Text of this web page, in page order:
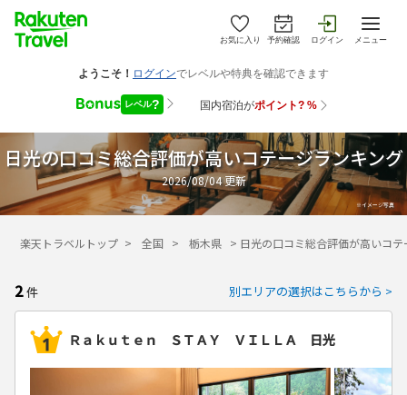
お気に入り 予約確認 ログイン メニュー
日光の口コミ総合評価が高いコテージランキング
2026/08/04更新
楽天トラベルトップ > 全国 > 栃木県 > 日光の口コミ総合評価が高いコ
2 件 別エリアの選択はこちらから >
Ｒａｋｕｔｅｎ ＳＴＡＹ ＶＩＬＬＡ 日光